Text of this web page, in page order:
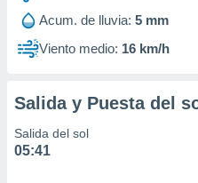
Acum. de lluvia: 5 mm
Viento medio: 16 km/h
Salida y Puesta del
Salida del sol
05:41